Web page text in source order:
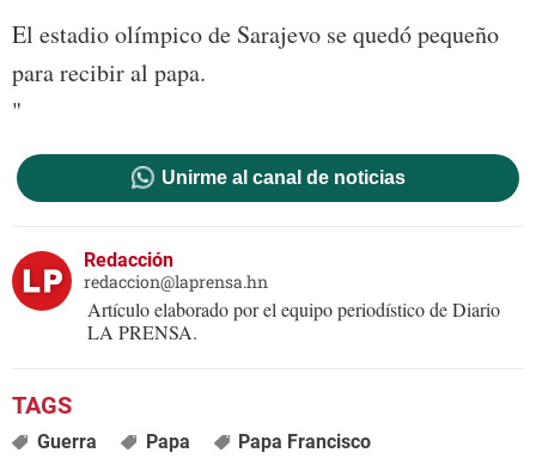
El estadio olímpico de Sarajevo se quedó pequeño
para recibir al papa.
"
Unirme al canal de noticias
Redacción
redaccion@laprensa.hn
Artículo elaborado por el equipo periodístico de Diario
LA PRENSA.
Guerra Papa Papa Francisco